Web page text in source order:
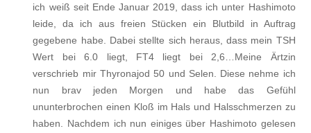
ich weiß seit Ende Januar 2019, dass ich unter Hashimoto
leide, da ich aus freien Stücken ein Blutbild in Auftrag
gegebene habe. Dabei stellte sich heraus, dass mein TSH
Wert bei 6.0 liegt, FT4 liegt bei 2,6…Meine Ärtzin
verschrieb mir Thyronajod 50 und Selen. Diese nehme ich
nun brav jeden Morgen und habe das Gefühl
ununterbrochen einen Kloß im Hals und Halsschmerzen zu
haben. Nachdem ich nun einiges über Hashimoto gelesen